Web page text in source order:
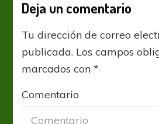
Deja un comentario
Tu dirección de correo
publicada. Los campos
marcados con*
Comentario